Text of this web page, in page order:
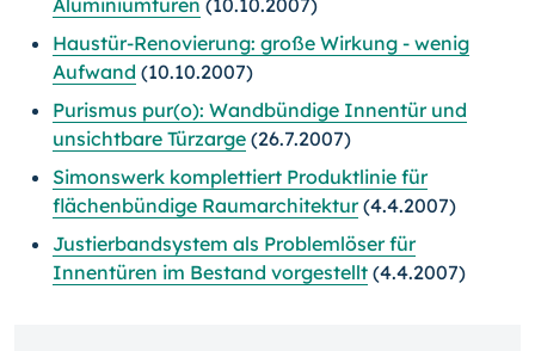
Haustür-Renovierung: große Wirkung - wenig
Aufwand (10.10.2007)
Purismus pur(o): Wandbündige Innentür und
unsichtbare Türzarge (26.7.2007)
Simonswerk komplettiert Produktlinie für
flächenbündige Raumarchitektur(4.4.2007)
Justierbandsystem als Problemlöser für
Innentüren im Bestand vorgestellt (4.4.2007)